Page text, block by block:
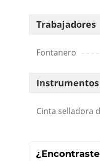
Trabajadores
Fontanero
Instrumentos
Cinta selladora